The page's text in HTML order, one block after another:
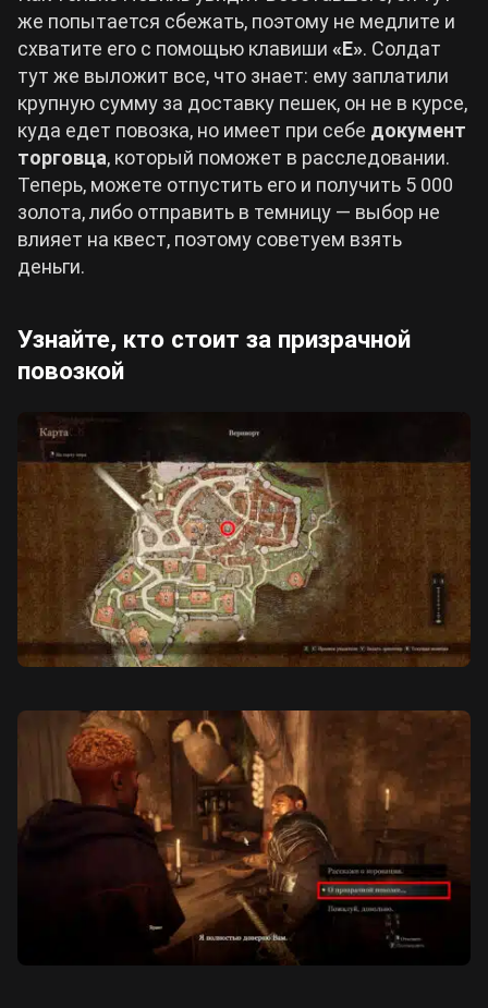
же попытается сбежать, поэтому не медлите и
схватите его с помощью клавиши «Е». Солдат
тут же выложит все, что знает: ему заплатили
крупную сумму за доставку пешек, он не в курсе,
куда едет повозка, но имеет при себе документ
торговца, который поможет в расследовании.
Теперь, можете отпустить его и получить 5 000
золота, либо отправить в темницу — выбор не
влияет на квест, поэтому советуем взять
деньги.
Узнайте, кто стоит за призрачной
повозкой